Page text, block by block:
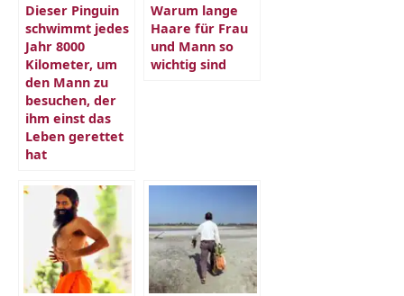
Dieser Pinguin
schwimmt jedes
Jahr 8000
Kilometer, um
den Mann zu
besuchen, der
ihm einst das
Leben gerettet
hat
Warum lange
Haare für Frau
und Mann so
wichtig sind